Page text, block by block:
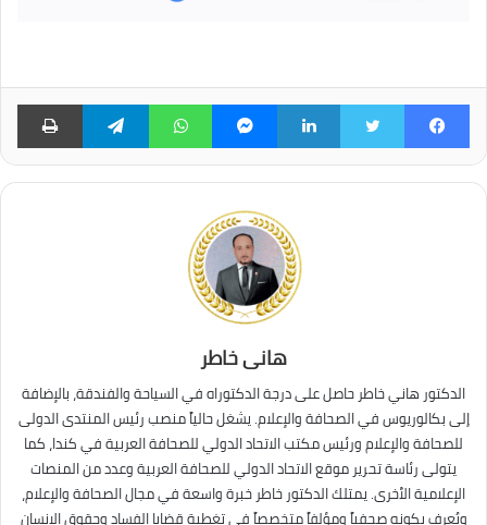
فيسبوك لينكدإن ماسنجر واتساب تيلقرام
هانى خاطر
الدكتور هاني خاطر حاصل على درجة الدكتوراه في السياحة والفندقة، بالإضافة
إلى بكالوريوس في الصحافة والإعلام. يشغل حالياً منصب رئيس المنتدى الدولى
للصحافة والإعلام ورئيس مكتب الاتحاد الدولي للصحافة العربية في كندا، كما
يتولى رئاسة تحرير موقع الاتحاد الدولي للصحافة العربية وعدد من المنصات
الإعلامية الأخرى. يمتلك الدكتور خاطر خبرة واسعة في مجال الصحافة والإعلام،
ويُعرف بكونه صحفياً ومؤلفاً متخصصاً في تغطية قضايا الفساد وحقوق الإنسان